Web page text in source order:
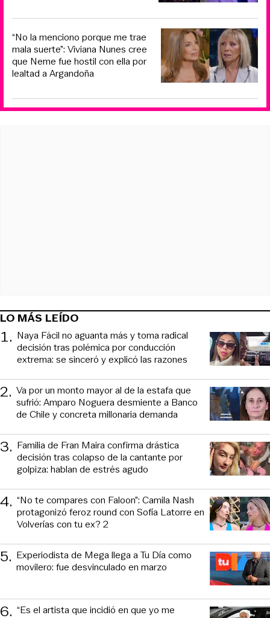
“No la menciono porque me trae
mala suerte”: Viviana Nunes cree
que Neme fue hostil con ella por
lealtad a Argandoña
LO MÁS LEÍDO
1. Naya Fácil no aguanta más y toma radical
decisión tras polémica por conducción
extrema: se sinceró y explicó las razones
2. Va por un monto mayor al de la estafa que
sufrió: Amparo Noguera desmiente a Banco
de Chile y concreta millonaria demanda
3. Familia de Fran Maira confirma drástica
decisión tras colapso de la cantante por
golpiza: hablan de estrés agudo
4. “No te compares con Faloon”: Camila Nash
protagonizó feroz round con Sofía Latorre en
Volverías con tu ex? 2
5. Experiodista de Mega llega a Tu Día como
movilero: fue desvinculado en marzo
6. “Es el artista que incidió en que yo me